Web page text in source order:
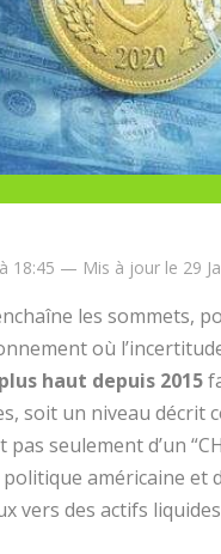
18:45 — Mis à jour le 29
les sommets,
où
haut depuis 2015
soit un niveau décrit
seulement d’un
américaine et
vers des actifs